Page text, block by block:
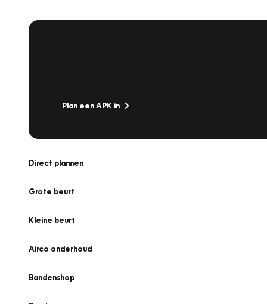
Plan een APK in
Direct plannen
Grote beurt
Kleine beurt
Airco onderhoud
Bandenshop